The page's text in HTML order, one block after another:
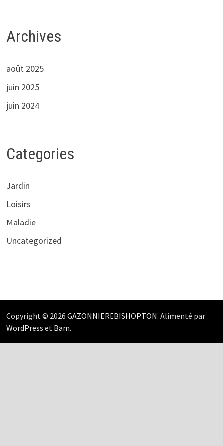
Archives
août 2025
juin 2025
juin 2024
Categories
Jardin
Loisirs
Maladie
Uncategorized
Copyright © 2026 GAZONNIEREBISHOPTON. Alimenté par
WordPress et Bam.